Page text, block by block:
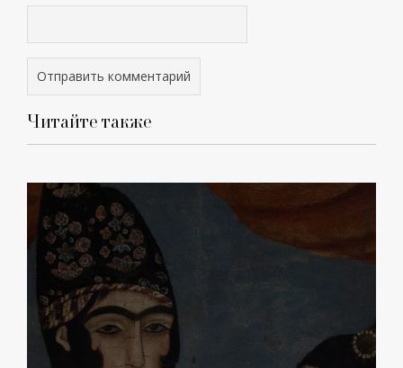
Читайте также